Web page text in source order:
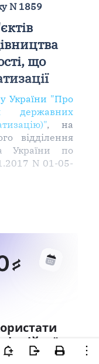
N 1859
що
України "Про
державних
, на
відділення
України по
N 01-05-